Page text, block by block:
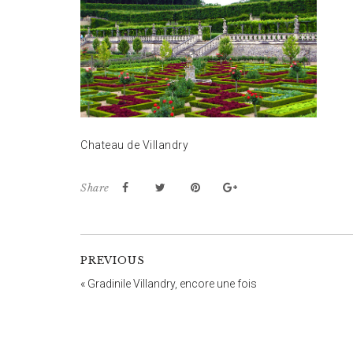
Chateau de Villandry
Share
PREVIOUS
« Gradinile Villandry, encore une fois